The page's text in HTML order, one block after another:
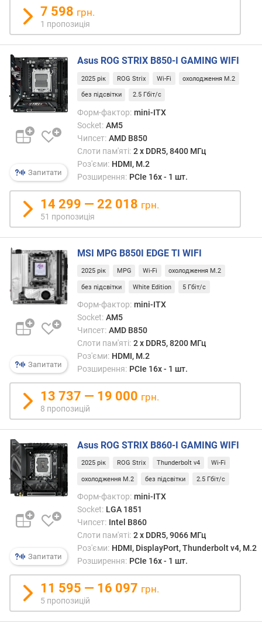
A
(
ш
т
.
)
M
.
р
о
'
є
м
(
ш
т
.
)
в
е
р
і
я
н
т
р
с
у
M
.
2
U
р
о
з
'
є
м
7 598 грн.
1 пропозиція
Запитати
Asus ROG STRIX B850-I GAMING WIFI
2025 рік ROG Strix Wi-Fi охолодження M.2
без підсвітки 2.5 Гбіт/с
Форм-фактор: mini-ITX
Socket: AM5
Чипсет: AMD B850
Слоти пам'яті: 2 х DDR5, 8400 МГц
Роз'єми: HDMI, M.2
Розширення: PCIe 16x - 1 шт.
14 299 — 22 018 грн.
51 пропозиція
Запитати
MSI MPG B850I EDGE TI WIFI
2025 рік MPG Wi-Fi охолодження M.2
без підсвітки White Edition 5 Гбіт/с
Форм-фактор: mini-ITX
Socket: AM5
Чипсет: AMD B850
Слоти пам'яті: 2 х DDR5, 8200 МГц
Роз'єми: HDMI, M.2
Розширення: PCIe 16x - 1 шт.
13 737 — 19 000 грн.
8 пропозицій
Запитати
Asus ROG STRIX B860-I GAMING WIFI
2025 рік ROG Strix Thunderbolt v4 Wi-Fi
охолодження M.2 без підсвітки 2.5 Гбіт/с
Форм-фактор: mini-ITX
Socket: LGA 1851
Чипсет: Intel B860
Слоти пам'яті: 2 х DDR5, 9066 МГц
Роз'єми: HDMI, DisplayPort, Thunderbolt v4, M.2
Розширення: PCIe 16x - 1 шт.
11 595 — 16 097 грн.
5 пропозицій